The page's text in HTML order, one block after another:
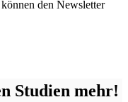
den Newsletter
Studien mehr!